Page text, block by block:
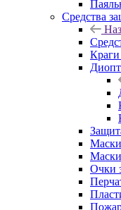
Средства
Маски
Очки